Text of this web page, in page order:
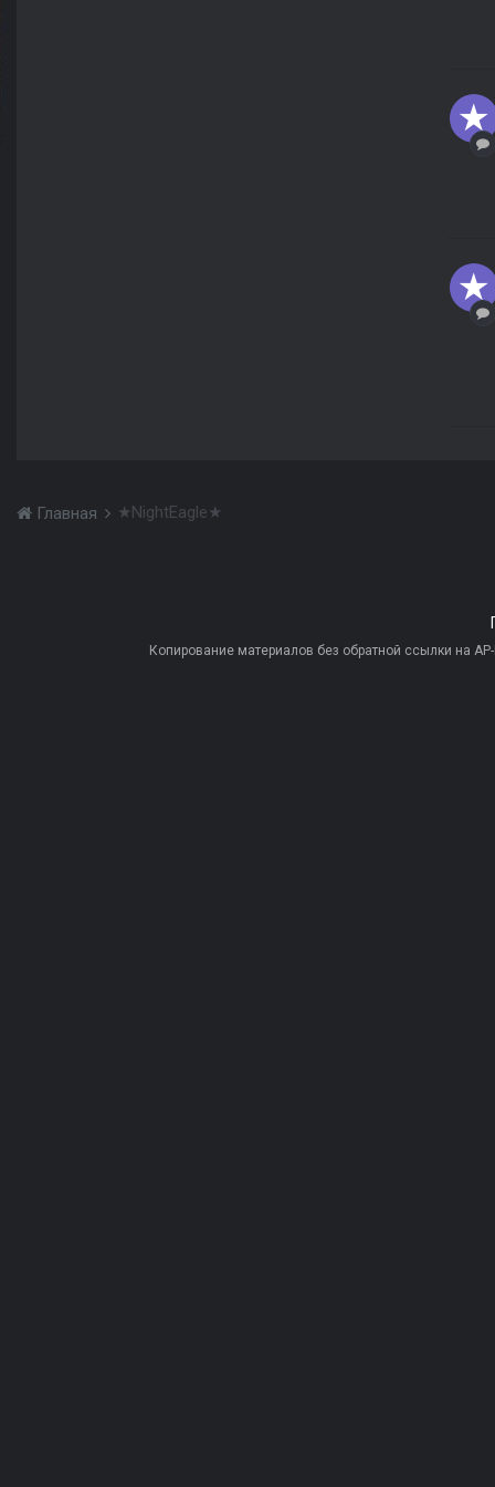
Главная ★NightEagle★
Копирование материалов без обратной ссылки на